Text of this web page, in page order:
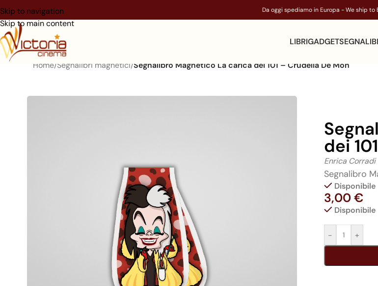
Skip to navigation
Skip to main content
Da oggi spediamo in Europa - We ship to
LIBRIGADGET
Home/Segnalibri magnetici/Segnalibro Magnetico La carica dei 101 – Crudelia De Mon
dei
Enrica Corradi
Segnalibro
Disponibile
3,00€
Disponibile
- +